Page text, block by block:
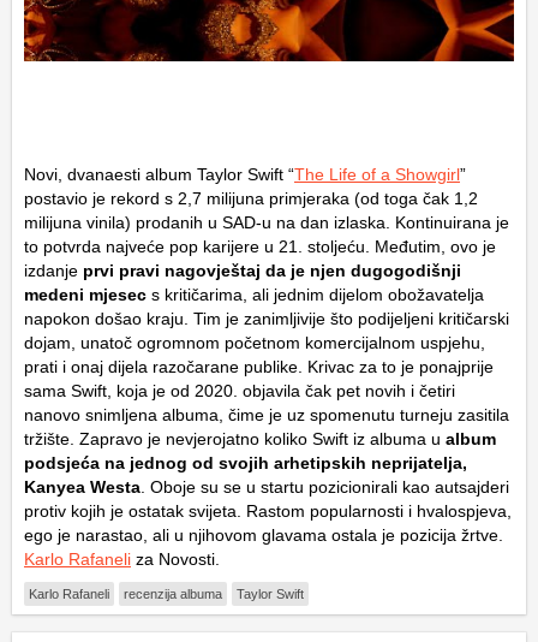
Novi, dvanaesti album Taylor Swift “The Life of a Showgirl”
postavio je rekord s 2,7 milijuna primjeraka (od toga čak 1,2
milijuna vinila) prodanih u SAD-u na dan izlaska. Kontinuirana je
to potvrda najveće pop karijere u 21. stoljeću. Međutim, ovo je
izdanje prvi pravi nagovještaj da je njen dugogodišnji
medeni mjesec s kritičarima, ali jednim dijelom obožavatelja
napokon došao kraju. Tim je zanimljivije što podijeljeni kritičarski
dojam, unatoč ogromnom početnom komercijalnom uspjehu,
prati i onaj dijela razočarane publike. Krivac za to je ponajprije
sama Swift, koja je od 2020. objavila čak pet novih i četiri
nanovo snimljena albuma, čime je uz spomenutu turneju zasitila
tržište. Zapravo je nevjerojatno koliko Swift iz albuma u album
podsjeća na jednog od svojih arhetipskih neprijatelja,
Kanyea Westa . Oboje su se u startu pozicionirali kao autsajderi
protiv kojih je ostatak svijeta. Rastom popularnosti i hvalospjeva,
ego je narastao, ali u njihovom glavama ostala je pozicija žrtve.
Karlo Rafaneli za Novosti.
Karlo Rafaneli recenzija albuma Taylor Swift